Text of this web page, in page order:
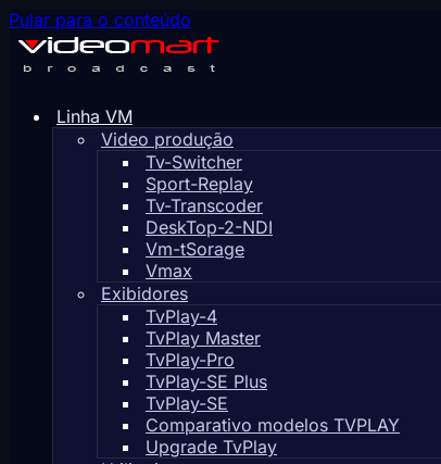
Pular para o conteúdo
Linha VM
Video produção
Tv-Switcher
Sport-Replay
Tv-Transcoder
DeskTop-2-NDI
Vm-tSorage
Vmax
Exibidores
TvPlay-4
TvPlay Master
TvPlay-Pro
TvPlay-SE Plus
TvPlay-SE
Comparativo modelos TVPLAY
Upgrade TvPlay